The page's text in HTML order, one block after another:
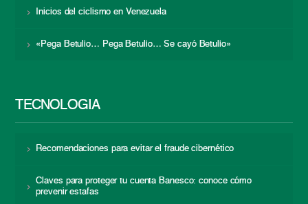
Inicios del ciclismo en Venezuela
«Pega Betulio… Pega Betulio… Se cayó Betulio»
TECNOLOGÍA
Recomendaciones para evitar el fraude cibernético
Claves para proteger tu cuenta Banesco: conoce cómo
prevenir estafas